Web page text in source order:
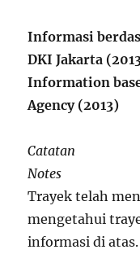
Informasi
DKI Jakarta
Information
Agency (2013)
Catatan
Notes
Trayek telah
mengetahui
informasi di atas.